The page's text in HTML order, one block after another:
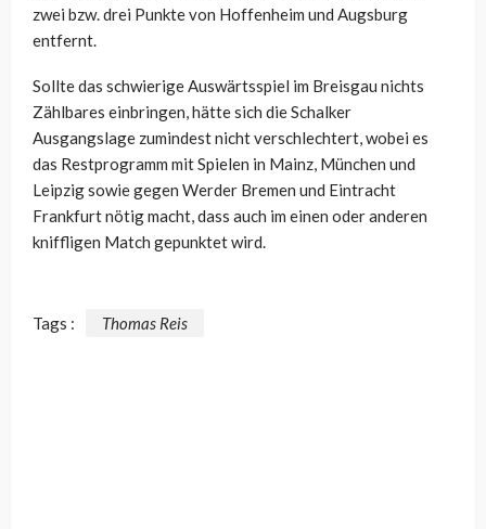
zwei bzw. drei Punkte von Hoffenheim und Augsburg
entfernt.
Sollte das schwierige Auswärtsspiel im Breisgau nichts
Zählbares einbringen, hätte sich die Schalker
Ausgangslage zumindest nicht verschlechtert, wobei es
das Restprogramm mit Spielen in Mainz, München und
Leipzig sowie gegen Werder Bremen und Eintracht
Frankfurt nötig macht, dass auch im einen oder anderen
kniffligen Match gepunktet wird.
Tags : Thomas Reis